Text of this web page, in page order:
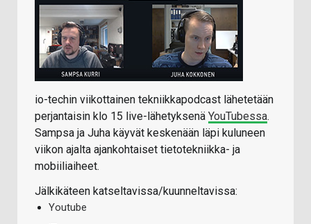
io-techin viikottainen tekniikkapodcast lähetetään
perjantaisin klo 15 live-lähetyksenä YouTubessa.
Sampsa ja Juha käyvät keskenään läpi kuluneen
viikon ajalta ajankohtaiset tietotekniikka- ja
mobiiliaiheet.
Jälkikäteen katseltavissa/kuunneltavissa:
Youtube